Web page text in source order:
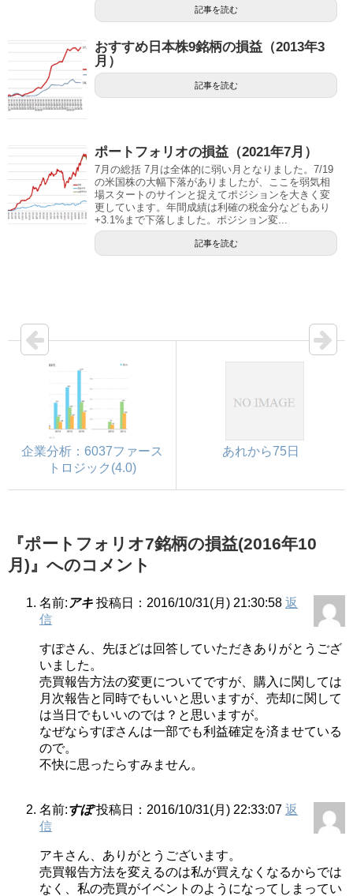
記事を読む
おすすめ日本株9銘柄の損益（2013年3
月）
記事を読む
ポートフォリオの損益（2021年7月）
7月の総括 7月は全体的に弱い月となりました。7/19
の米国株の大幅下落がありましたが、ここを弱気相
場スタートのサインと捉えてポジションを大きく変
更しています。年間成績は利確の税金分などもあり
+3.1%まで下落しました。ポジション変...
記事を読む
企業分析：6037ファース
トロジック(4.0)
あれから75日
『ポートフォリオ7銘柄の損益(2016年10
月)』へのコメント
名前: アキ 投稿日：2016/10/31(月) 21:30:58 返
信
すぽさん、先ほどは回答していただきありがとうござ
いました。
売買報告方法の変更についてですが、購入に関しては
月次報告と同時でもいいと思いますが、売却に関して
は当日でもいいのでは？と思いますが。
なぜならすぽさんは一部でも利益確定を済ませている
ので。
不快に思ったらすみません。
名前:すぽ 投稿日：2016/10/31(月) 22:33:07 返
信
アキさん、ありがとうございます。
売買報告方法を変えるのは私が買えなくなるからでは
なく、私の売買がイベントのようになってしまってい